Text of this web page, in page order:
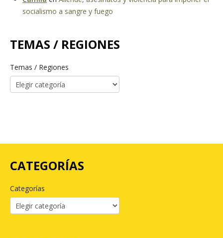
socialismo a sangre y fuego
TEMAS / REGIONES
Temas / Regiones
CATEGORÍAS
Categorías